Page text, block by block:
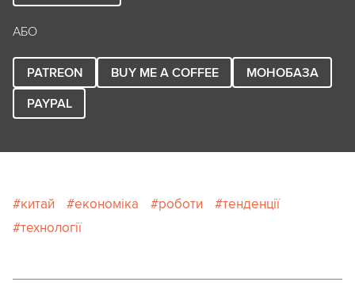
АБО
PATREON BUY ME A COFFEE
МОНОБАЗА
PAYPAL
китай економіка роботи
тенденції
технології